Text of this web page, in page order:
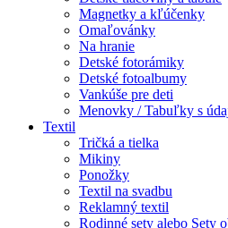
Magnetky a kľúčenky
Omaľovánky
Na hranie
Detské fotorámiky
Detské fotoalbumy
Vankúše pre deti
Menovky / Tabuľky s
Textil
Tričká a tielka
Mikiny
Ponožky
Textil na svadbu
Reklamný textil
Rodinné sety alebo Sety